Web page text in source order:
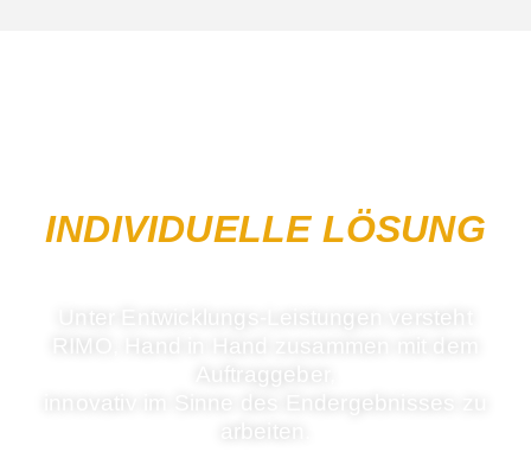
INDIVIDUELLE LÖSUNG
Unter Entwicklungs-Leistungen versteht
Auftraggeber,